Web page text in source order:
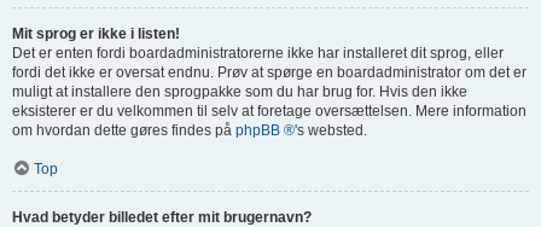
Mit sprog er ikke i listen!
Det er enten fordi boardadministratorerne ikke har installeret dit sprog, eller
fordi det ikke er oversat endnu. Prøv at spørge en boardadministrator om det er
muligt at installere den sprogpakke som du har brug for. Hvis den ikke
eksisterer er du velkommen til selv at foretage oversættelsen. Mere information
om hvordan dette gøres findes på phpBB ®'s websted.
Top
Hvad betyder billedet efter mit brugernavn?